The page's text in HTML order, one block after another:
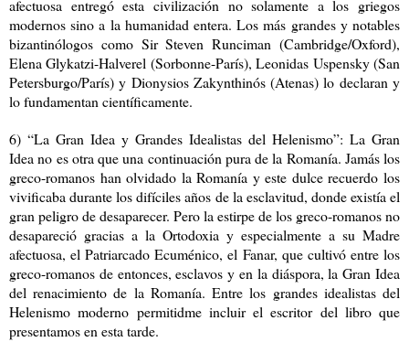
afectuosa entregó esta civilización no solamente a los griegos
modernos sino a la humanidad entera. Los más grandes y notables
bizantinólogos como Sir Steven Runciman (Cambridge/Oxford),
Elena Glykatzi-Halverel (Sorbonne-París), Leonidas Uspensky (San
Petersburgo/París) y Dionysios Zakynthinós (Atenas) lo declaran y
lo fundamentan científicamente.
6) “La Gran Idea y Grandes Idealistas del Helenismo”: La Gran
Idea no es otra que una continuación pura de la Romanía. Jamás los
greco-romanos han olvidado la Romanía y este dulce recuerdo los
vivificaba durante los difíciles años de la esclavitud, donde existía el
gran peligro de desaparecer. Pero la estirpe de los greco-romanos no
desapareció gracias a la Ortodoxia y especialmente a su Madre
afectuosa, el Patriarcado Ecuménico, el Fanar, que cultivó entre los
greco-romanos de entonces, esclavos y en la diáspora, la Gran Idea
del renacimiento de la Romanía. Entre los grandes idealistas del
Helenismo moderno permitidme incluir el escritor del libro que
presentamos en esta tarde.